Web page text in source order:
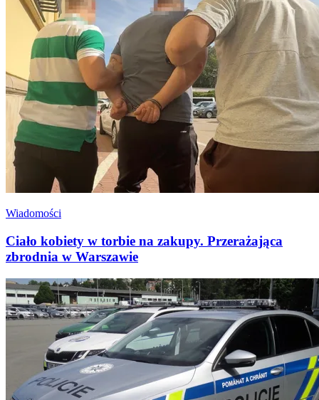
Wiadomości
Ciało kobiety w torbie na zakupy. Przerażająca
zbrodnia w Warszawie